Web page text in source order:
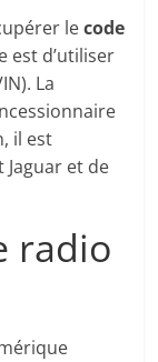
lecode
est d’utiliser
La
il est
et de
radio